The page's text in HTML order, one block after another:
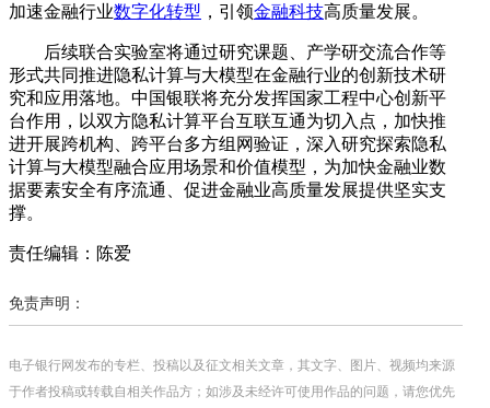
加速金融行业数字化转型 ，引领金融科技高质量发展。
后续联合实验室将通过研究课题、产学研交流合作等
形式共同推进隐私计算与大模型在金融行业的创新技术研
究和应用落地。中国银联将充分发挥国家工程中心创新平
台作用，以双方隐私计算平台互联互通为切入点，加快推
进开展跨机构、跨平台多方组网验证，深入研究探索隐私
计算与大模型融合应用场景和价值模型，为加快金融业数
据要素安全有序流通、促进金融业高质量发展提供坚实支
撑。
责任编辑：陈爱
免责声明：
电子银行网发布的专栏、投稿以及征文相关文章，其文字、图片、视频均来源
于作者投稿或转载自相关作品方；如涉及未经许可使用作品的问题，请您优先